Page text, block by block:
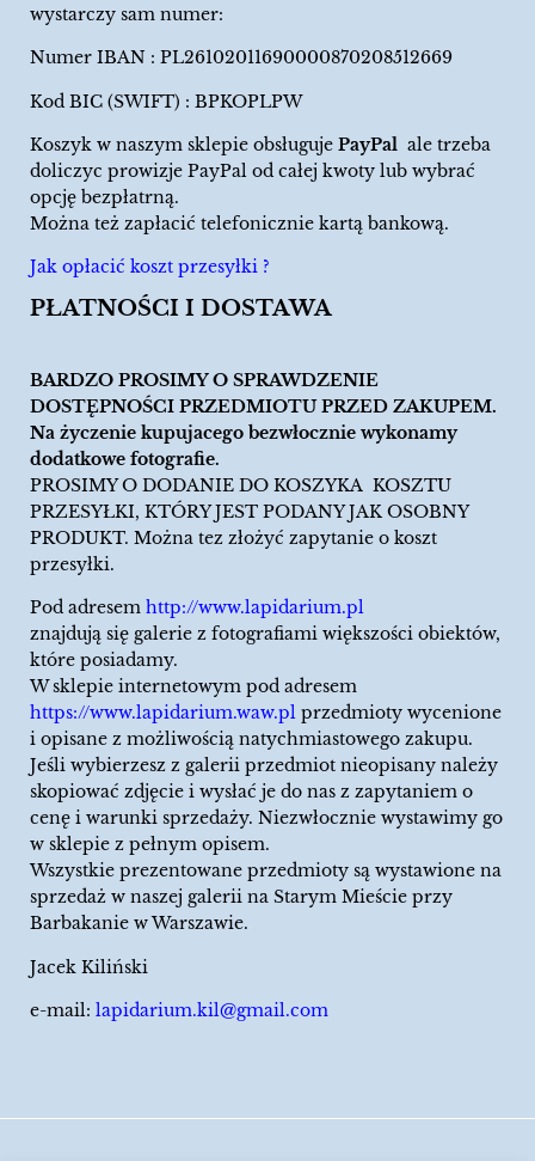
wystarczy sam numer:
Numer IBAN : PL26102011690000870208512669
Kod BIC (SWIFT) : BPKOPLPW
Koszyk w naszym sklepie obsługuje PayPal ale trzeba
doliczyc prowizje PayPal od całej kwoty lub wybrać
opcję bezpłatrną.
Można też zapłacić telefonicznie kartą bankową.
Jak opłacić koszt przesyłki ?
PŁATNOŚCI I DOSTAWA
BARDZO PROSIMY O SPRAWDZENIE
DOSTĘPNOŚCI PRZEDMIOTU PRZED ZAKUPEM.
Na życzenie kupujacego bezwłocznie wykonamy
dodatkowe fotografie.
PROSIMY O DODANIE DO KOSZYKA KOSZTU
PRZESYŁKI, KTÓRY JEST PODANY JAK OSOBNY
PRODUKT. Można tez złożyć zapytanie o koszt
przesyłki.
Pod adresem http://www.lapidarium.pl
znajdują się galerie z fotografiami większości obiektów,
które posiadamy.
W sklepie internetowym pod adresem
https://www.lapidarium.waw.pl przedmioty wycenione
i opisane z możliwością natychmiastowego zakupu.
Jeśli wybierzesz z galerii przedmiot nieopisany należy
skopiować zdjęcie i wysłać je do nas z zapytaniem o
cenę i warunki sprzedaży. Niezwłocznie wystawimy go
w sklepie z pełnym opisem.
Wszystkie prezentowane przedmioty są wystawione na
sprzedaż w naszej galerii na Starym Mieście przy
Barbakanie w Warszawie.
Jacek Kiliński
e-mail: lapidarium.kil@gmail.com